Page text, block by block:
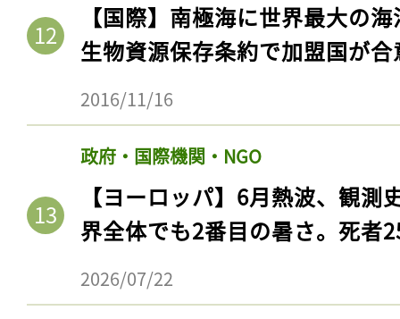
【国際】南極海に世界最大の
生物資源保存条約で加盟国が合
2016/11/16
政府・国際機関・NGO
【ヨーロッパ】6月熱波、観
界全体でも2番目の暑さ。死者
2026/07/22